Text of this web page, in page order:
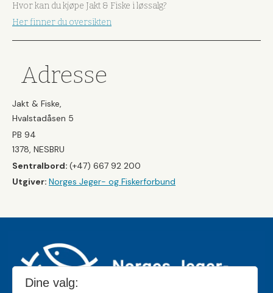
Hvor kan du kjøpe Jakt & Fiske i løssalg?
Her finner du oversikten
Adresse
Jakt & Fiske,
Hvalstadåsen 5
PB 94
1378, NESBRU
Sentralbord: (+47) 667 92 200
Utgiver: Norges Jeger- og Fiskerforbund
Dine valg: